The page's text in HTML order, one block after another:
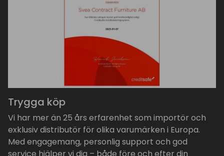
Trygga köp
Vi har mer än 25 års erfarenhet som importör och
exklusiv distributör för olika varumärken i Europa.
Med engagemang, personlig support och god